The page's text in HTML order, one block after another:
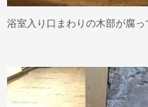
浴室入り口まわりの木部が腐っ